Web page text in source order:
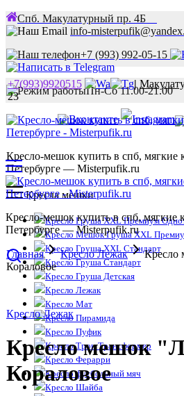
Спб. Макулатурный пр. 4Б
info-
+7 (993) 992-05-15
Пн-Сб 11.00-
+7(993)9920515 |
23
Кресло-мешок купить в спб, мягкие
Петербурге — Misterpufik.ru
Кресла мешки
Кресло Груша XXL Премиум
Кресло Мешок Груша XXL
Кресло Груша XXL Стандарт
Кресло Груша Стандарт
Кресло Груша Детская
Кресло Лежак
Кресло Мат
Кресло Пирамида
Кресло Пуфик
Кресло Трон Трансформер
Кресло Ферарри
Кресло футбольный мяч
Кресло Шайба
Кресло-мешок купить в спб, мягкие
Петербурге — Misterpufik.ru
Главная Кресло Лежак
Кресло
Кораловое
Кресло Лежак
Кресло мешок
Кораловое